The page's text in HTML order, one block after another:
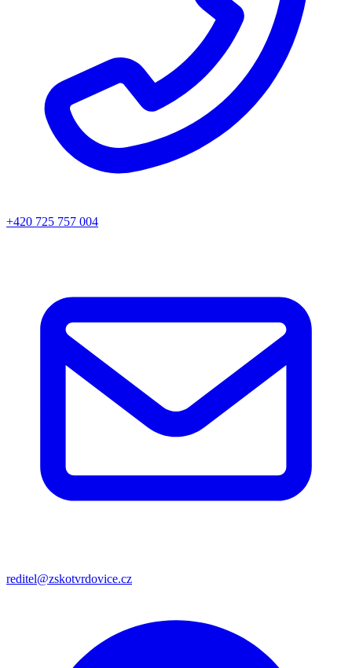
+420 725 757 004
reditel@zskotvrdovice.cz